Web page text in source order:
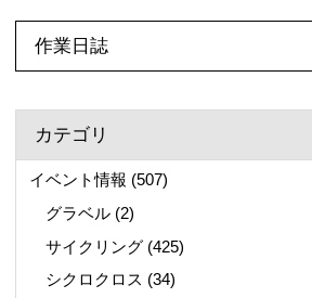
作業日誌
カテゴリ
イベント情報 (507)
グラベル (2)
サイクリング (425)
シクロクロス (34)